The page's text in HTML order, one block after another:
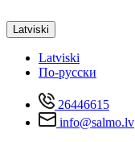
Latviski
Latviski
По-русски
26446615
info@salmo.lv